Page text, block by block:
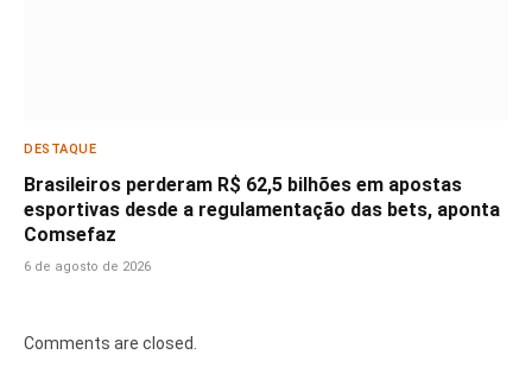
DESTAQUE
Brasileiros perderam R$ 62,5 bilhões em apostas
esportivas desde a regulamentação das bets, aponta
Comsefaz
6 de agosto de 2026
Comments are closed.